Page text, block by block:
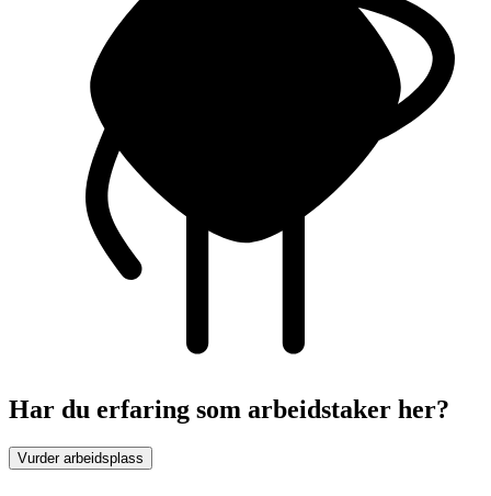
Har du erfaring som arbeidstaker her?
Vurder arbeidsplass